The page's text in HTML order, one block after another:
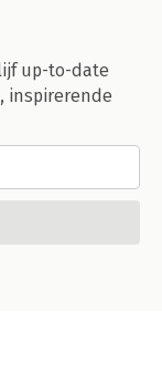
up-to-date
inspirerende